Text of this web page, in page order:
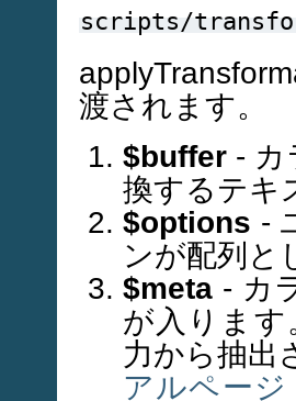
scripts/
渡されます。
$buffer - カ
換するテキ
$options -
ンが配列と
$meta - カ
が入りま
力から抽出
アルページ